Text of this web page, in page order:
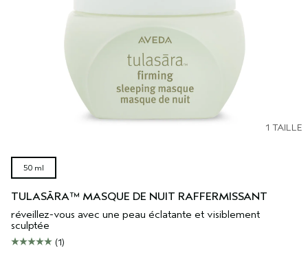
1 TAILLE
50 ml
TULASĀRA™ MASQUE DE NUIT RAFFERMISSANT
réveillez-vous avec une peau éclatante et visiblement
sculptée
(1)